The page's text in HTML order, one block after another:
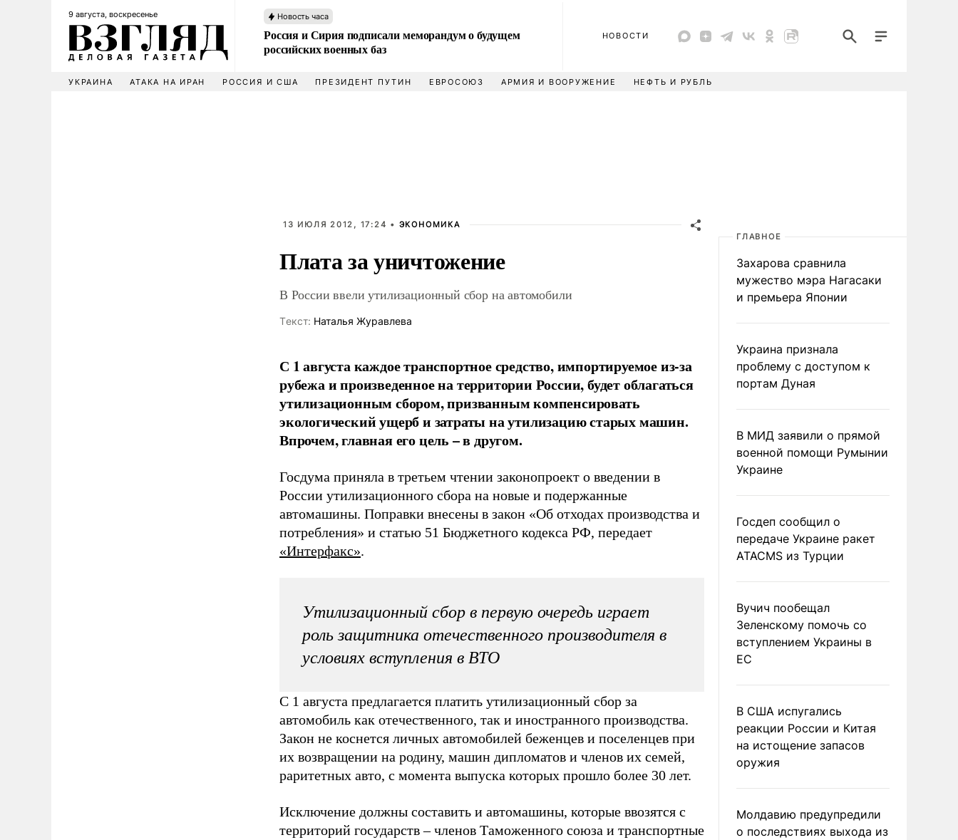
9 августа, воскресенье Новость часа
Россия и Сирия подписали меморандум о будущем
российских военных баз
НОВОСТИ
УКРАИНА АТАКА НА ИРАН РОССИЯ И США ПРЕЗИДЕНТ ПУТИН ЕВРОСОЮЗ АРМИЯ И ВООРУЖЕНИЕ НЕФТЬ И РУБЛЬ
13 ИЮЛЯ 2012, 17:24 • ЭКОНОМИКА
Плата за уничтожение
В России ввели утилизационный сбор на автомобили
Tекст: Наталья Журавлева
С 1 августа каждое транспортное средство, импортируемое из-за
рубежа и произведенное на территории России, будет облагаться
утилизационным сбором, призванным компенсировать
экологический ущерб и затраты на утилизацию старых машин.
Впрочем, главная его цель – в другом.
Госдума приняла в третьем чтении законопроект о введении в
России утилизационного сбора на новые и подержанные
автомашины. Поправки внесены в закон «Об отходах производства и
потребления» и статью 51 Бюджетного кодекса РФ, передает
«Интерфакс».
Утилизационный сбор в первую очередь играет
роль защитника отечественного производителя в
условиях вступления в ВТО
С 1 августа предлагается платить утилизационный сбор за
автомобиль как отечественного, так и иностранного производства.
Закон не коснется личных автомобилей беженцев и поселенцев при
их возвращении на родину, машин дипломатов и членов их семей,
раритетных авто, с момента выпуска которых прошло более 30 лет.
Исключение должны составить и автомашины, которые ввозятся с
территорий государств – членов Таможенного союза и транспортные
ГЛАВНОЕ
Захарова сравнила
мужество мэра Нагасаки
и премьера Японии
Украина признала
проблему с доступом к
портам Дуная
В МИД заявили о прямой
военной помощи Румынии
Украине
Госдеп сообщил о
передаче Украине ракет
ATACMS из Турции
Вучич пообещал
Зеленскому помочь со
вступлением Украины в
ЕС
В США испугались
реакции России и Китая
на истощение запасов
оружия
Молдавию предупредили
о последствиях выхода из